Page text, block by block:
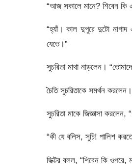
“আজ সকালে মানে? শিবেন কি
“হ্যাঁ। কাল দুপুরে দুটো
যেতে।”
সুচরিতা মাথা নাড়লেন।
চৈতি সুচরিতাকে সমর্থন
সুচরিতা মাকে জিজ্ঞাসা
“কী যে বলিস, সুচি! পালিশ
ভিক্টর বলল, “শিবেন কি ওপরে,